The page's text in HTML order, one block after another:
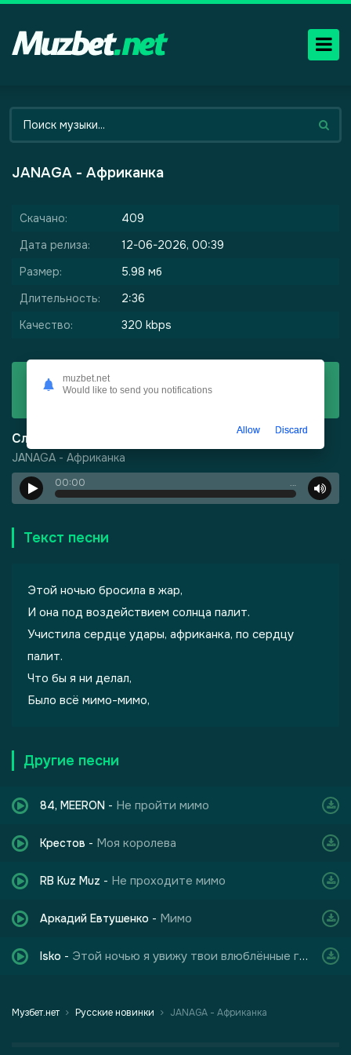
JANAGA - Африканка
Скачано:
409
Дата релиза:
12-06-2026, 00:39
Размер:
5.98 мб
Длительность:
2:36
Качество:
320 kbps
Скачать
Слушать
JANAGA - Африканка
00:00 …
Текст песни
Этой ночью бросила в жар,
И она под воздействием солнца палит.
Учистила сердце удары, африканка, по сердцу
палит.
Что бы я ни делал,
Было всё мимо-мимо,
Другие песни
84, MEERON - Не пройти мимо
Крестов - Моя королева
RB Kuz Muz - Не проходите мимо
Аркадий Евтушенко - Мимо
Isko - Этой ночью я увижу твои влюблённые глаза
Музбет.нет Русские новинки JANAGA - Африканка
Шепот, робкое дыхание
muzbet.net
Would like to send you notifications
Allow Discard